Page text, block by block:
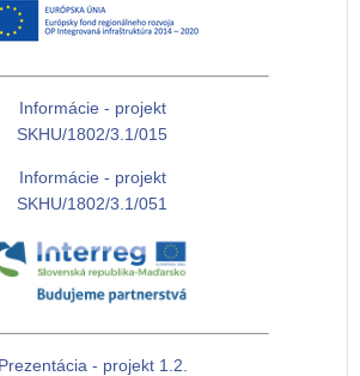
Informácie - projekt
SKHU/1802/3.1/015
Informácie - projekt
SKHU/1802/3.1/051
Prezentácia - projekt 1.2.